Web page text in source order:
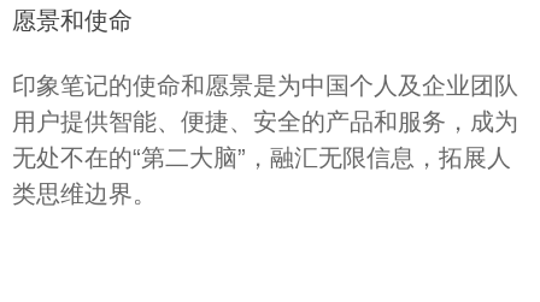
愿景和使命
印象笔记的使命和愿景是为中国个人及企业团队
用户提供智能、便捷、安全的产品和服务，成为
无处不在的“第二大脑”，融汇无限信息，拓展人
类思维边界。